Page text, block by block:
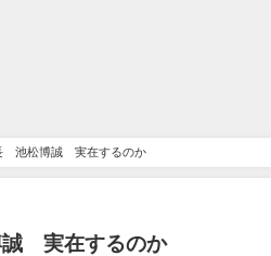
池松博誠 実在するのか
実在するのか